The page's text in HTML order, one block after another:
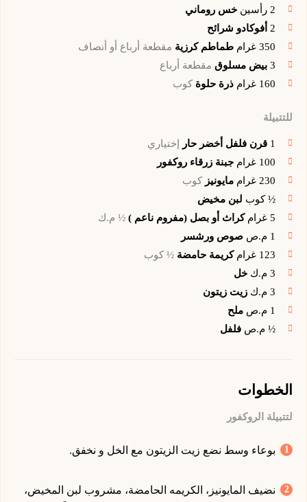
2 رأسين خس روماني
2 أفوكادو شرائح
350 غرام طماطم كرزية مقطعة أرباع أو أنصاف
3 بيض مسلوق مقطعة أرباع
160 غرام ذرة حلوة كوب
للتتبيلة
1 قرن فلفل أخضر حار
إختياري
100 غرام جبنة زرقاء روكفور
230 غرام مايونيز كوب
½ كوب لبن مخيض
5 غرام كراث أو بصل (مفروم ناعم ) ½ م.ك
1 م.ص صوص ورشسر
123 غرام كريمة حامضة ½ كوب
3 م.ك خل
3 م.ك زيت زيتون
1 م.ص ملح
½ م.ص فلفل
الخطوات
لتتبيلة الروكفور
بوعاء وسط نضع زيت الزيتون مع الخل و نخفق.
نضيف المايونيز، الكريمه الحامضة، مشروب لبن المخيض،